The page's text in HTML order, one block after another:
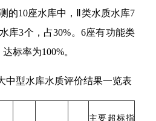
的10座水库中，Ⅱ类水质水库7
库3个，占30%。6座有功能类
标率为100%。
型水库水质评价结果一览表
主要超标指